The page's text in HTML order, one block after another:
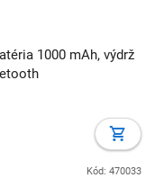
1000 mAh, výdrž
Kód: 470033